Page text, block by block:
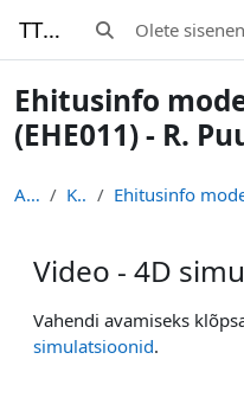
TTK-Moodle Lülitab otsingu
Olete
Ehitusinfo
(EHE011) - R.
Avaleht Kursused
Video - 4D
Lõpetamise nõuded
Vahendi avamiseks
simulatsioonid.